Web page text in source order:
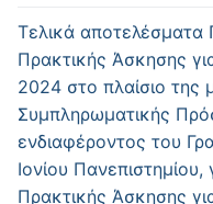
Τελικά
Πρακτικής Άσκησης
2024 στο πλαίσιο
Συμπληρωματικής
ενδιαφέροντος του
Ιονίου Πανεπιστημίου,
Πρακτικής Άσκησης